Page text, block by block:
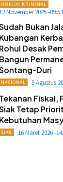
HUKUM KRIMINAL
12 November 2025 -09:53
Bukan
Kubangan
Rohul Desak
Bangun
Duri
NASIONAL 5 Agustus
Tekanan Fiskal,
Tetap
Kebutuhan
SIAK 16 Maret 2026 -